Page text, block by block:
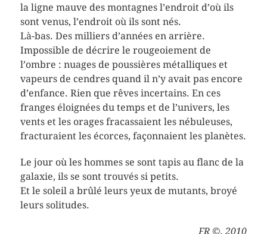
la ligne mauve des montagnes l’endroit d’où ils
sont venus, l’endroit où ils sont nés.
Là-bas. Des milliers d’années en arrière.
Impossible de décrire le rougeoiement de
l’ombre : nuages de poussières métalliques et
vapeurs de cendres quand il n’y avait pas encore
d’enfance. Rien que rêves incertains. En ces
franges éloignées du temps et de l’univers, les
vents et les orages fracassaient les nébuleuses,
fracturaient les écorces, façonnaient les planètes.
Le jour où les hommes se sont tapis au flanc de la
galaxie, ils se sont trouvés si petits.
Et le soleil a brûlé leurs yeux de mutants, broyé
leurs solitudes.
FR ©, 2010